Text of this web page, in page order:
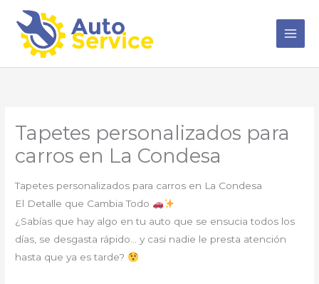
contenido
Tapetes personalizados para
carros en La Condesa
Tapetes personalizados para carros en La Condesa
El Detalle que Cambia Todo
¿Sabías que hay algo en tu auto que se ensucia todos los
días, se desgasta rápido… y casi nadie le presta atención
hasta que ya es tarde?